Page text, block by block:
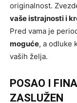
originalnost.
vaše istrajnosti i
Pred vama je
moguće, a odluke
vaših želja.
POSAO I
ZASLUŽEN